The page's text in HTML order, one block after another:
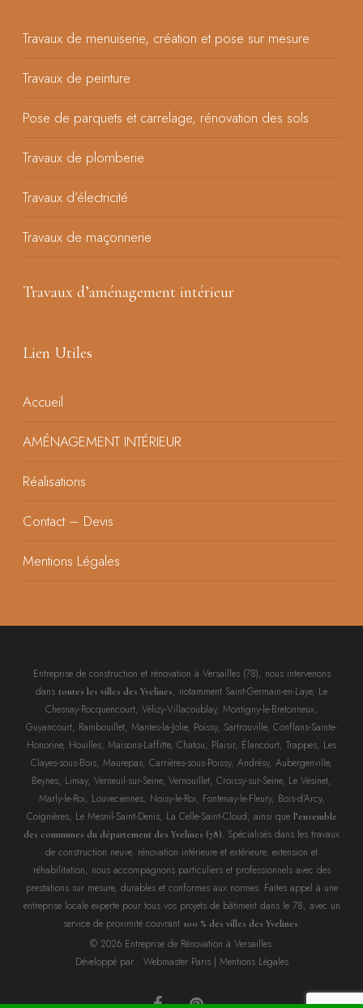
Travaux de menuiserie, création et pose sur mesure
Travaux de peinture
Pose de parquets et carrelage, rénovation des sols
Travaux de plomberie
Travaux d’électricité
Travaux de maçonnerie
Travaux d’aménagement intérieur
Lien Utiles
Accueil
AMÉNAGEMENT INTÉRIEUR
Réalisations
Contact – Devis
Mentions Légales
Entreprise de construction et rénovation à Versailles (78), nous intervenons
dans toutes les villes des Yvelines, notamment Saint-Germain-en-Laye, Le
Chesnay-Rocquencourt, Vélizy-Villacoublay, Montigny-le-Bretonneux,
Guyancourt, Rambouillet, Mantes-la-Jolie, Poissy, Sartrouville, Conflans-Sainte-
Honorine, Houilles, Maisons-Laffitte, Chatou, Plaisir, Élancourt, Trappes, Les
Clayes-sous-Bois, Maurepas, Carrières-sous-Poissy, Andrésy, Aubergenville,
Beynes, Limay, Verneuil-sur-Seine, Vernouillet, Croissy-sur-Seine, Le Vésinet,
Marly-le-Roi, Louveciennes, Noisy-le-Roi, Fontenay-le-Fleury, Bois-d’Arcy,
Coignières, Le Mesnil-Saint-Denis, La Celle-Saint-Cloud, ainsi que l’ensemble
des communes du département des Yvelines (78). Spécialisés dans les travaux
de construction neuve, rénovation intérieure et extérieure, extension et
réhabilitation, nous accompagnons particuliers et professionnels avec des
prestations sur mesure, durables et conformes aux normes. Faites appel à une
entreprise locale experte pour tous vos projets de bâtiment dans le 78, avec un
service de proximité couvrant 100 % des villes des Yvelines.
© 2026 Entreprise de Rénovation à Versailles.
Développé par : Webmaster Paris| Mentions Légales
facebookpinterest